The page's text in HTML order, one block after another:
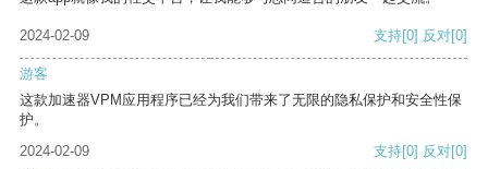
2024-02-09 支持[0] 反对[0]
游客
这款加速器VPM应用程序已经为我们带来了无限的隐私保护和安全性保
护。
2024-02-09
支持[0] 反对[0]